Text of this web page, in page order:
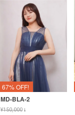
67% OFF!
MD-BLA-2
¥150,000↓